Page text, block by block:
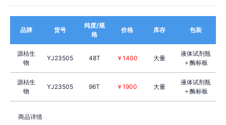
品牌 货号
纯度/规
格
价格 库存 包装
源桔生
物
YJ23505 48T ￥1400 大量
液体试剂瓶
＋酶标板
源桔生
物
YJ23505 96T ￥1900 大量
液体试剂瓶
＋酶标板
商品详情